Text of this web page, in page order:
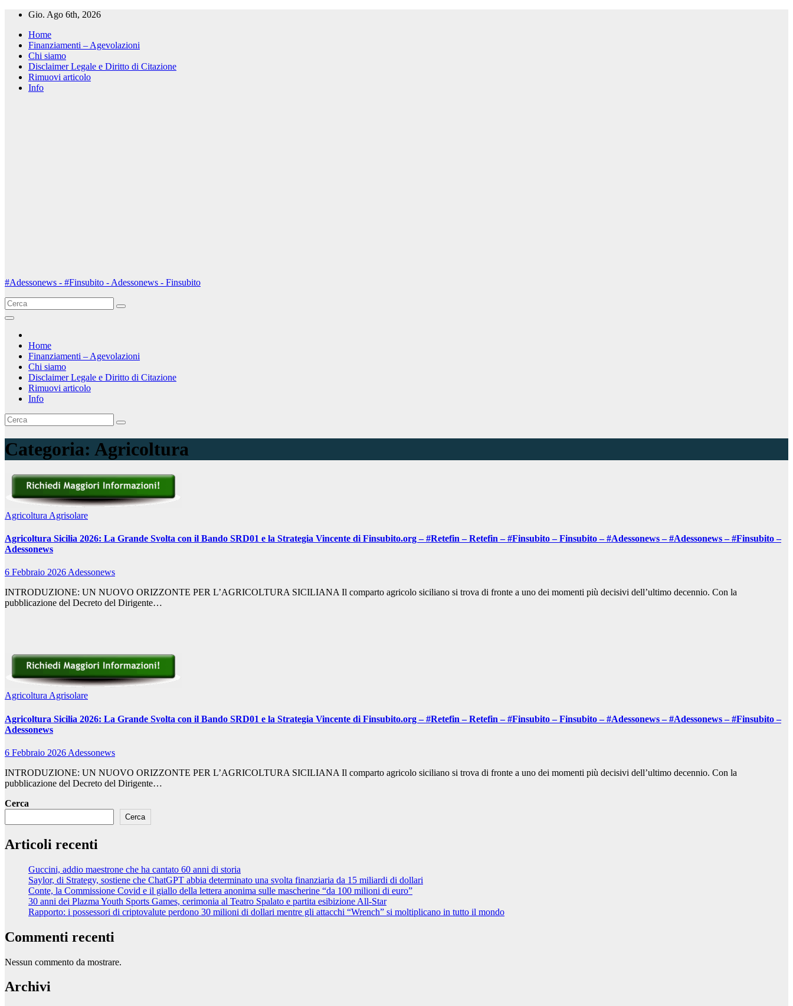
Salta
contenuto
Gio. Ago 6th, 2026
Home
Finanziamenti – Agevolazioni
Chi siamo
Disclaimer Legale e Diritto di Citazione
Rimuovi articolo
Info
#Adessonews - #Finsubito - Adessonews - Finsubito
Home
Finanziamenti – Agevolazioni
Chi siamo
Disclaimer Legale e Diritto di Citazione
Rimuovi articolo
Info
Categoria: Agricoltura
Agricoltura Agrisolare
Agricoltura Sicilia 2026: La Grande Svolta con il Bando SRD01 e la Strategia Vincente di Finsubito.org – #Retefin – Retefin – #Finsubito – Finsubito – #Adessonews – #Adessonews – #Finsubito –
Adessonews
6 Febbraio 2026Adessonews
INTRODUZIONE: UN NUOVO ORIZZONTE PER L’AGRICOLTURA SICILIANA Il comparto agricolo siciliano si trova di fronte a uno dei momenti più decisivi dell’ultimo decennio. Con la
pubblicazione del Decreto del Dirigente…
AgricolturaAgrisolare
Agricoltura Sicilia 2026: La Grande Svolta con il Bando SRD01 e la Strategia Vincente di Finsubito.org – #Retefin – Retefin – #Finsubito – Finsubito – #Adessonews – #Adessonews – #Finsubito –
Adessonews
6 Febbraio 2026 Adessonews
INTRODUZIONE: UN NUOVO ORIZZONTE PER L’AGRICOLTURA SICILIANA Il comparto agricolo siciliano si trova di fronte a uno dei momenti più decisivi dell’ultimo decennio. Con la
pubblicazione del Decreto del Dirigente…
Cerca
Cerca
Articoli recenti
Guccini, addio maestrone che ha cantato 60 anni di storia
Saylor, di Strategy, sostiene che ChatGPT abbia determinato una svolta finanziaria da 15 miliardi di dollari
Conte, la Commissione Covid e il giallo della lettera anonima sulle mascherine “da 100 milioni di euro”
30 anni dei Plazma Youth Sports Games, cerimonia al Teatro Spalato e partita esibizione All-Star
Rapporto: i possessori di criptovalute perdono 30 milioni di dollari mentre gli attacchi “Wrench” si moltiplicano in tutto il mondo
Commenti recenti
Nessun commento da mostrare.
Archivi